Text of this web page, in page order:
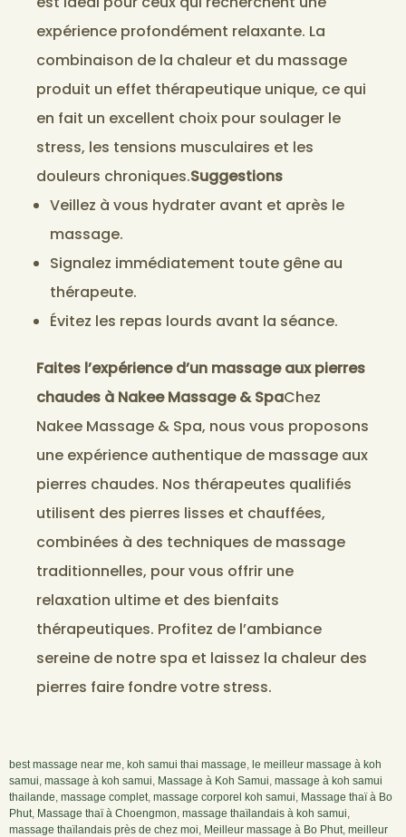
expérience profondément relaxante. La
combinaison de la chaleur et du massage
produit un effet thérapeutique unique, ce qui
en fait un excellent choix pour soulager le
stress, les tensions musculaires et les
douleurs chroniques.Suggestions
Veillez à vous hydrater avant et après le
massage.
Signalez immédiatement toute gêne au
thérapeute.
Évitez les repas lourds avant la séance.
Faites l’expérience d’un massage aux pierres
chaudes à Nakee Massage & SpaChez
Nakee Massage & Spa, nous vous proposons
une expérience authentique de massage aux
pierres chaudes. Nos thérapeutes qualifiés
utilisent des pierres lisses et chauffées,
combinées à des techniques de massage
traditionnelles, pour vous offrir une
relaxation ultime et des bienfaits
thérapeutiques. Profitez de l’ambiance
sereine de notre spa et laissez la chaleur des
pierres faire fondre votre stress.
best massage near me koh samui thai massage le meilleur massage à koh
samui massage à koh samui Massage à Koh Samui massage à koh samui
thailande massage complet massage corporel koh samui Massage thaï à Bo
Phut Massage thaï à Choengmon massage thaïlandais à koh samui
massage thaïlandais près de chez moi Meilleur massage à Bo Phut meilleur